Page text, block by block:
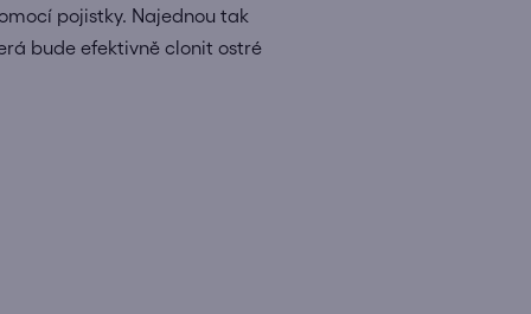
pojistky. Najednou tak
bude efektivně clonit ostré